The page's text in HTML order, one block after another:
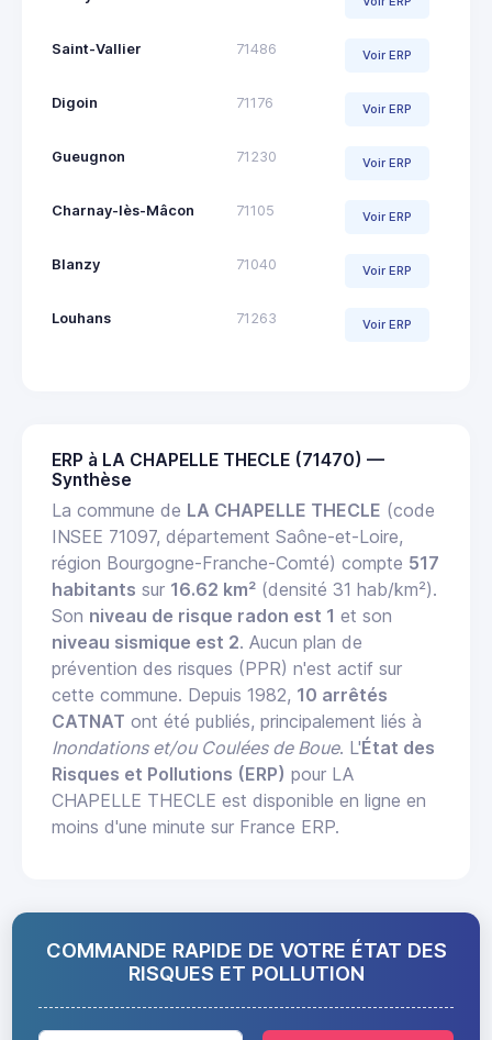
Saint-Vallier 71486 Voir ERP
Digoin 71176 Voir ERP
Gueugnon 71230 Voir ERP
Charnay-lès-Mâcon 71105 Voir ERP
Blanzy 71040 Voir ERP
Louhans 71263 Voir ERP
ERP à LA CHAPELLE THECLE (71470) —
Synthèse
La commune de LA CHAPELLE THECLE (code
INSEE 71097, département Saône-et-Loire,
région Bourgogne-Franche-Comté) compte 517
habitants sur 16.62 km² (densité 31 hab/km²).
Son niveau de risque radon est 1 et son
niveau sismique est 2. Aucun plan de
prévention des risques (PPR) n'est actif sur
cette commune. Depuis 1982, 10 arrêtés
CATNAT ont été publiés, principalement liés à
Inondations et/ou Coulées de Boue. L'État des
Risques et Pollutions (ERP) pour LA
CHAPELLE THECLE est disponible en ligne en
moins d'une minute sur France ERP.
COMMANDE RAPIDE DE VOTRE ÉTAT DES
RISQUES ET POLLUTION